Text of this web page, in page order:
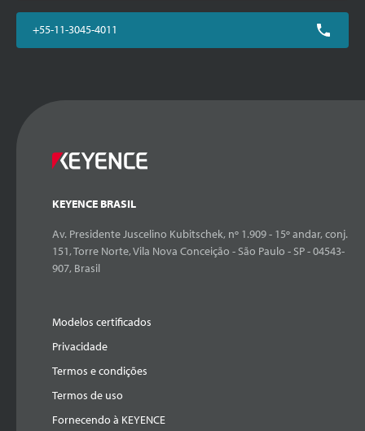
+55-11-3045-4011
KEYENCE BRASIL
Av. Presidente Juscelino Kubitschek, nº 1.909 - 15º andar, conj.
151, Torre Norte, Vila Nova Conceição - São Paulo - SP - 04543-
907, Brasil
Modelos certificados
Privacidade
Termos e condições
Termos de uso
Fornecendo à KEYENCE